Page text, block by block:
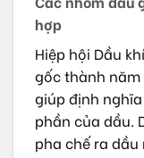
hợp
Hiệp hội Dầu
gốc thành
giúp định
phần của dầu.
pha chế ra